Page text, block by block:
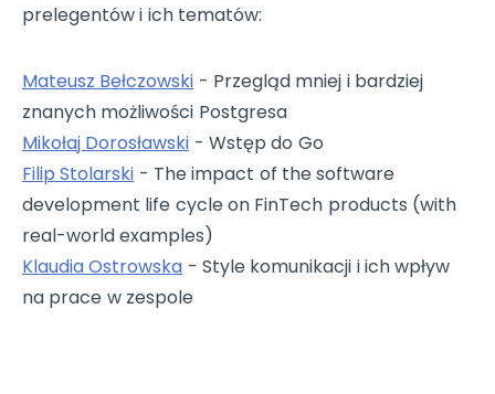
prelegentów i ich tematów:
Mateusz Bełczowski - Przegląd mniej i bardziej
znanych możliwości Postgresa
Mikołaj Dorosławski - Wstęp do Go
Filip Stolarski - The impact of the software
development life cycle on FinTech products (with
real-world examples)
Klaudia Ostrowska - Style komunikacji i ich wpływ
na prace w zespole